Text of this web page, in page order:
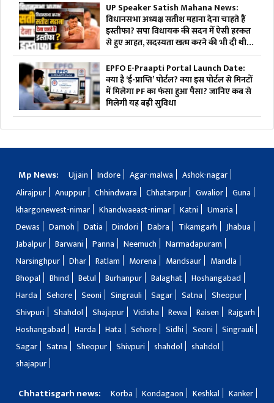
UP Speaker Satish Mahana News:
विधानसभा अध्यक्ष सतीश महाना देना चाहते हैं
इस्तीफा? सपा विधायक की सदन में ऐसी हरकत
से हुए आहत, सदस्यता खत्म करने की भी दी थी
चेतावनी
EPFO E-Praapti Portal Launch Date:
क्या है ‘ई-प्राप्ति’ पोर्टल? क्या इस पोर्टल से मिनटों
में मिलेगा PF का फंसा हुआ पैसा? जानिए कब से
मिलेगी यह बड़ी सुविधा
Mp News: Ujjain Indore Agar-malwa
Ashok-nagar
Alirajpur
Anuppur Chhindwara Chhatarpur Gwalior
Guna
khargonewest-nimar
Khandwaeast-nimar Katni
Umaria
Dewas
Damoh Datia Dindori Dabra Tikamgarh
Jhabua
Jabalpur
Barwani Panna Neemuch
Narmadapuram
Narsinghpur
Dhar Ratlam Morena Mandsaur
Mandla
Bhopal
Bhind Betul Burhanpur Balaghat
Hoshangabad
Harda
Sehore Seoni Singrauli Sagar Satna
Sheopur
Shivpuri
Shahdol Shajapur Vidisha Rewa Raisen
Rajgarh
Hoshangabad
Harda Hata Sehore Sidhi Seoni
Singrauli
Sagar
Satna Sheopur Shivpuri shahdol
shahdol
shajapur
Chhattisgarh news: Korba Kondagaon Keshkal
Kanker